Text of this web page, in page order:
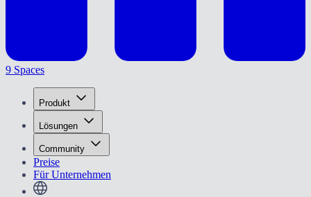
9 Spaces
Produkt
Lösungen
Community
Preise
Für Unternehmen